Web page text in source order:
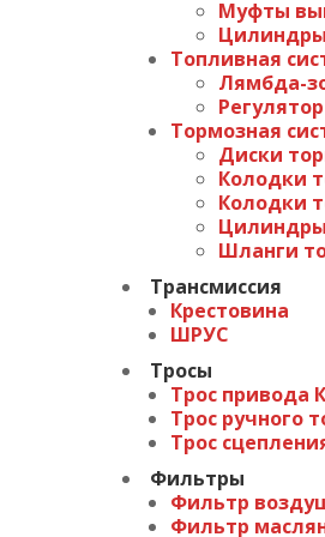
Муфты
Топливная
Лямбда-
Тормозная
Диски
Колодки
Колодки
Шланги
Трансмиссия
Крестовина
ШРУС
Тросы
Трос привода
Трос ручного
Трос
Фильтры
Фильтр
Фильтр